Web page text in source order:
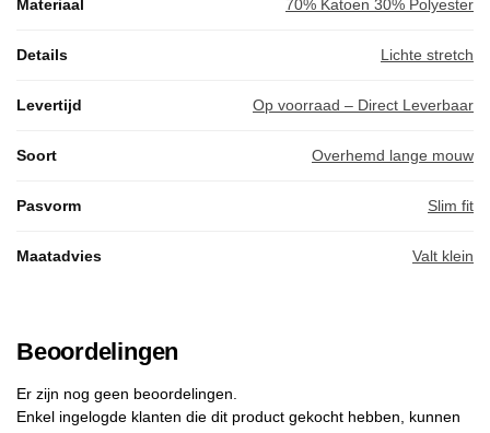
Materiaal 70% Katoen 30% Polyester
Details Lichte stretch
Levertijd Op voorraad – Direct Leverbaar
Soort Overhemd lange mouw
Pasvorm Slim fit
Maatadvies Valt klein
Beoordelingen
Er zijn nog geen beoordelingen.
Enkel ingelogde klanten die dit product gekocht hebben, kunnen